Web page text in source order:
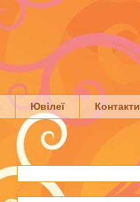
Ювілеї Контакти